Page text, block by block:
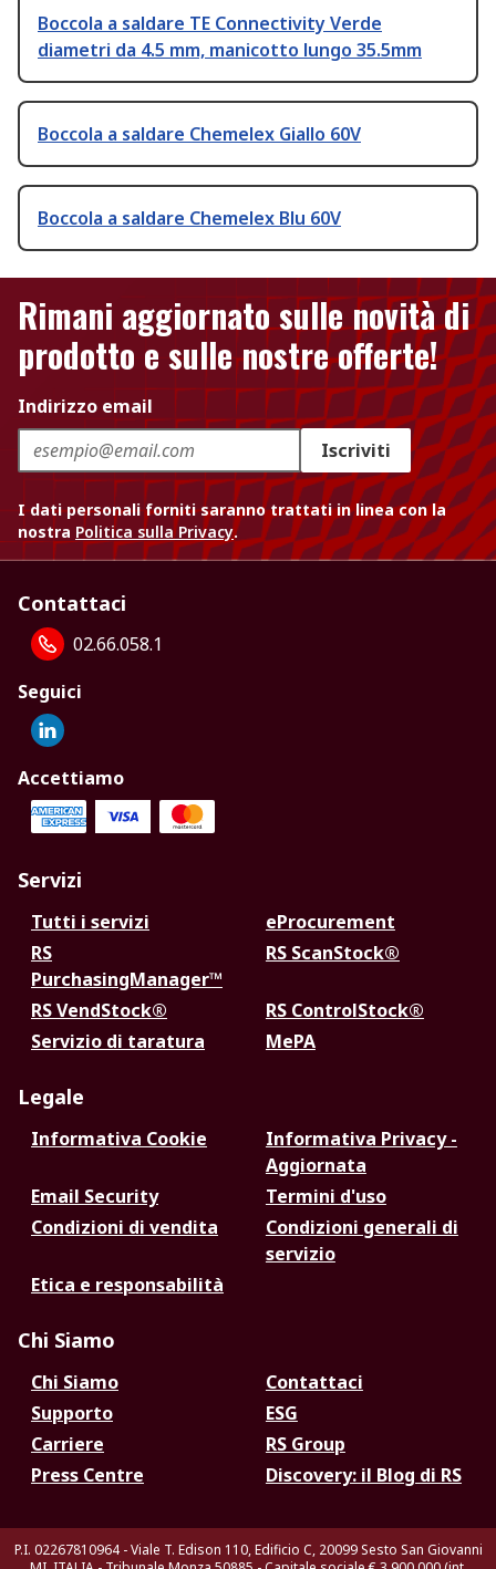
Boccola a saldare TE Connectivity Verde
diametri da 4.5 mm, manicotto lungo 35.5mm
Boccola a saldare Chemelex Giallo 60V
Boccola a saldare Chemelex Blu 60V
Rimani aggiornato sulle novità di
prodotto e sulle nostre offerte!
Indirizzo email
Iscriviti
I dati personali forniti saranno trattati in linea con la
nostra Politica sulla Privacy.
Contattaci
02.66.058.1
Seguici
Accettiamo
Servizi
Tutti i servizi
eProcurement
RS
PurchasingManager™
RS ScanStock®
RS VendStock®
RS ControlStock®
Servizio di taratura
MePA
Legale
Informativa Cookie
Informativa Privacy -
Aggiornata
Email Security
Termini d'uso
Condizioni di vendita
Condizioni generali di
servizio
Etica e responsabilità
Chi Siamo
Chi Siamo
Contattaci
Supporto
ESG
Carriere
RS Group
Press Centre
Discovery: il Blog di RS
P.I. 02267810964 - Viale T. Edison 110, Edificio C, 20099 Sesto San Giovanni